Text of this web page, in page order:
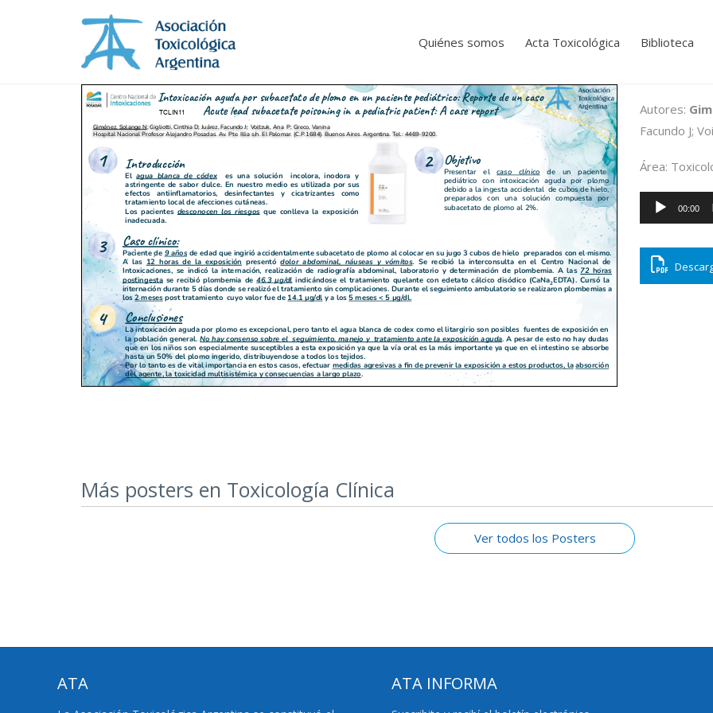
Quiénes somos Acta Toxicológica Biblioteca
Autores:
Facundo J;
Área:
Reproductor
de
audio
00:00
Más posters en Toxicología Clínica
Ver todos los Posters
ATA ATA INFORMA